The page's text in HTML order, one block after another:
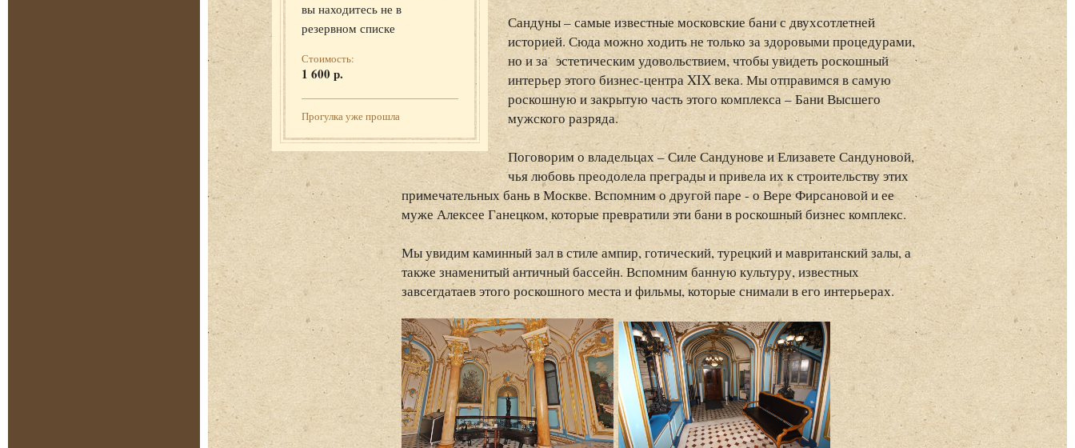
вы находитесь не в
резервном списке
Стоимость:
1 600 р.
Прогулка уже прошла
Сандуны – самые известные московские бани с двухсотлетней
историей. Сюда можно ходить не только за здоровыми процедурами,
но и за эстетическим удовольствием, чтобы увидеть роскошный
интерьер этого бизнес-центра XIX века. Мы отправимся в самую
роскошную и закрытую часть этого комплекса – Бани Высшего
мужского разряда.
Поговорим о владельцах – Силе Сандунове и Елизавете Сандуновой,
чья любовь преодолела преграды и привела их к строительству этих
примечательных бань в Москве. Вспомним о другой паре - о Вере Фирсановой и ее
муже Алексее Ганецком, которые превратили эти бани в роскошный бизнес комплекс.
Мы увидим каминный зал в стиле ампир, готический, турецкий и мавританский залы, а
также знаменитый античный бассейн. Вспомним банную культуру, известных
завсегдатаев этого роскошного места и фильмы, которые снимали в его интерьерах.